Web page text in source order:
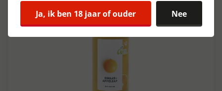
Ja, ik ben 18 jaar of ouder Nee